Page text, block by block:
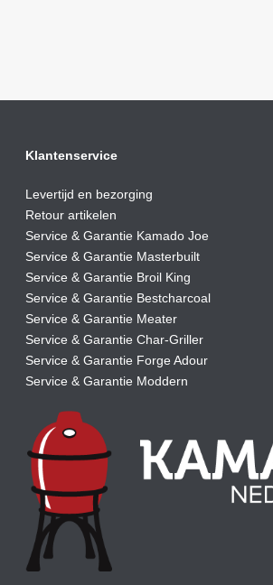
Klantenservice
Levertijd en bezorging
Retour artikelen
Service & Garantie Kamado Joe
Service & Garantie Masterbuilt
Service & Garantie Broil King
Service & Garantie Bestcharcoal
Service & Garantie Meater
Service & Garantie Char-Griller
Service & Garantie Forge Adour
Service & Garantie Moddern